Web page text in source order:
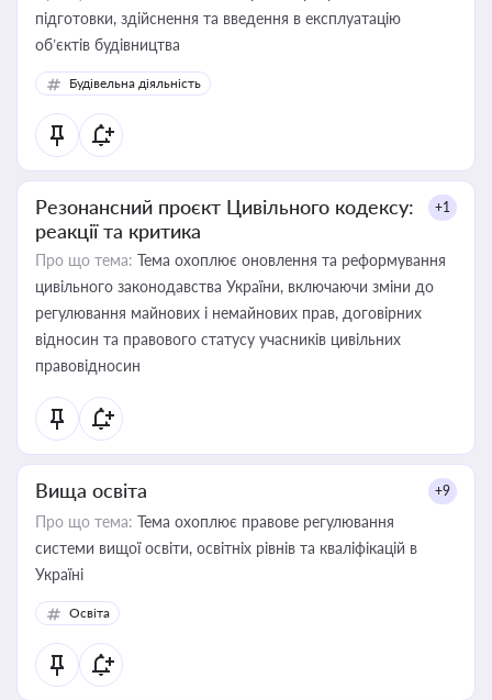
підготовки, здійснення та введення в експлуатацію
об’єктів будівництва
Будівельна діяльність
Резонансний проєкт Цивільного кодексу:
реакції та критика
+1
Про що тема: Тема охоплює оновлення та реформування
цивільного законодавства України, включаючи зміни до
регулювання майнових і немайнових прав, договірних
відносин та правового статусу учасників цивільних
правовідносин
Вища освіта +9
Про що тема: Тема охоплює правове регулювання
системи вищої освіти, освітніх рівнів та кваліфікацій в
Україні
Освіта